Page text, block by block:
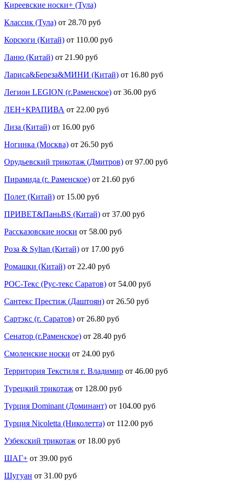
Киреевские носки+ (Тула)
Классик (Тула) от 28.70 руб
Корсюги (Китай) от 110.00 руб
Ланю (Китай) от 21.90 руб
Лариса&Береза&МИНИ (Китай) от 16.80 руб
Легион LEGION (г.Раменское) от 36.00 руб
ЛЕН+КРАПИВА от 22.00 руб
Лиза (Китай) от 16.00 руб
Ногинка (Москва) от 26.50 руб
Орудьевский трикотаж (Дмитров) от 97.00 руб
Пирамида (г. Раменское) от 21.60 руб
Полет (Китай) от 15.00 руб
ПРИВЕТ&ПаньBS (Китай) от 37.00 руб
Рассказовские носки от 58.00 руб
Роза & Syltan (Китай) от 17.00 руб
Ромашки (Китай) от 22.40 руб
РОС-Текс (Рус-текс Саратов) от 54.00 руб
Сантекс Престиж (Даштоян) от 26.50 руб
Сартэкс (г. Саратов) от 26.80 руб
Сенатор (г.Раменское) от 28.40 руб
Смоленские носки от 24.00 руб
Территория Текстиля г. Владимир от 46.00 руб
Турецкий трикотаж от 128.00 руб
Турция Dominant (Доминант) от 104.00 руб
Турция Nicoletta (Николетта) от 112.00 руб
Узбекский трикотаж от 18.00 руб
ШАГ+ от 39.00 руб
Шугуан от 31.00 руб